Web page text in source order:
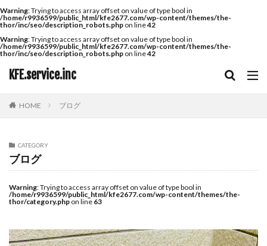
Warning: Trying to access array offset on value of type bool in
/home/r9936599/public_html/kfe2677.com/wp-content/themes/the-
thor/inc/seo/description_robots.php on line42
Warning: Trying to access array offset on value of type bool in
/home/r9936599/public_html/kfe2677.com/wp-content/themes/the-
thor/inc/seo/description_robots.php on line42
KFE.service.inc
HOME ブログ
CATEGORY
ブログ
Warning: Trying to access array offset on value of type bool in
/home/r9936599/public_html/kfe2677.com/wp-content/themes/the-
thor/category.php on line 63